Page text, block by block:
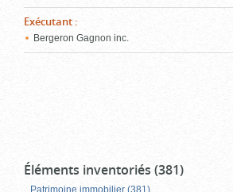
Exécutant :
Bergeron Gagnon inc.
Éléments inventoriés (381)